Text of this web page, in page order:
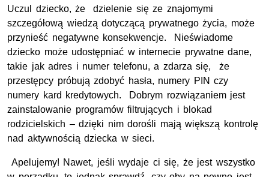
Uczul dziecko, że dzielenie się ze znajomymi
szczegółową wiedzą dotyczącą prywatnego życia, może
przynieść negatywne konsekwencje. Nieświadome
dziecko może udostępniać w internecie prywatne dane,
takie jak adres i numer telefonu, a zdarza się, że
przestępcy próbują zdobyć hasła, numery PIN czy
numery kard kredytowych. Dobrym rozwiązaniem jest
zainstalowanie programów filtrujących i blokad
rodzicielskich – dzięki nim dorośli mają większą kontrolę
nad aktywnością dziecka w sieci.
Apelujemy! Nawet, jeśli wydaje ci się, że jest wszystko